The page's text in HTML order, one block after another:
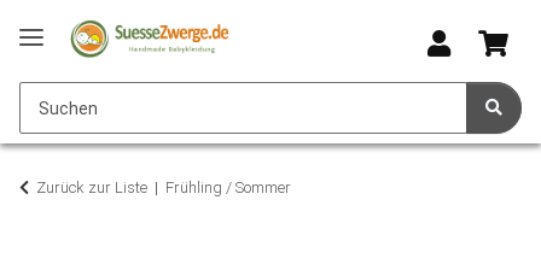
Zurück zur Liste Frühling / Sommer